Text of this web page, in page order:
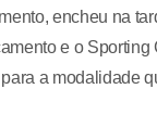
encheu na
e o
a modalidade